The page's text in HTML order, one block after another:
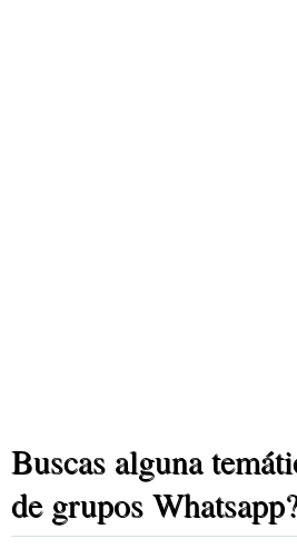
Buscas alguna
de grupos